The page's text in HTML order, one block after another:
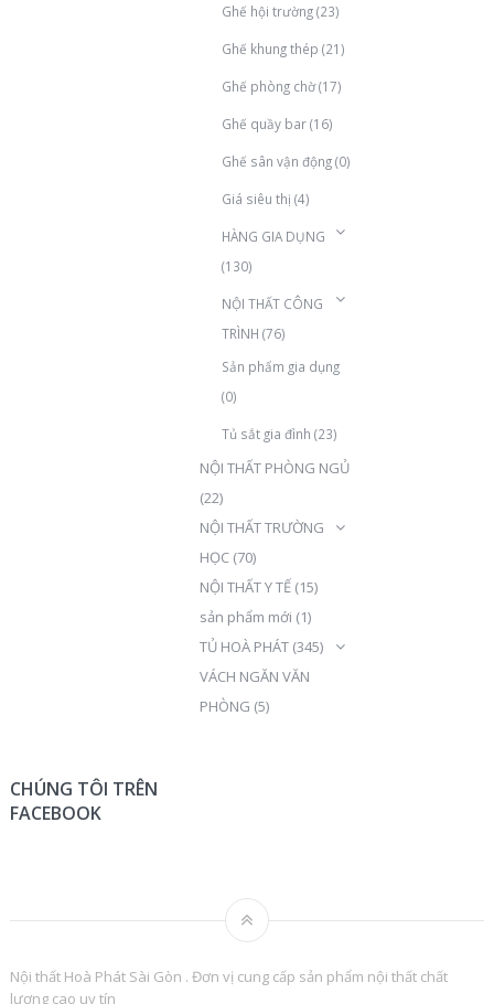
Ghế hội trường(23)
Ghế khung thép (21)
Ghế phòng chờ(17)
Ghế quầy bar(16)
Ghế sân vận động(0)
Giá siêu thị (4)
HÀNG GIA DỤNG
(130)
NỘI THẤT CÔNG
TRÌNH (76)
Sản phẩm gia dụng
(0)
Tủ sắt gia đình (23)
NỘI THẤT PHÒNG NGỦ
(22)
NỘI THẤT TRƯỜNG
HỌC (70)
NỘI THẤT Y TẾ (15)
sản phẩm mới (1)
TỦ HOÀ PHÁT (345)
VÁCH NGĂN VĂN
PHÒNG (5)
CHÚNG TÔI TRÊN
FACEBOOK
Nội thất Hoà Phát Sài Gòn . Đơn vị cung cấp sản phẩm nội thất chất
lượng cao uy tín